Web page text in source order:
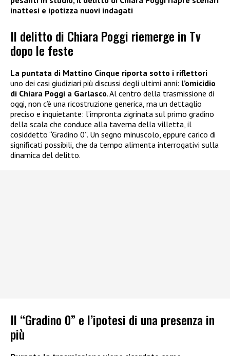
inattesi e ipotizza nuovi indagati
Il delitto di Chiara Poggi riemerge in Tv
dopo le feste
La puntata di Mattino Cinque riporta sotto i riflettori
uno dei casi giudiziari più discussi degli ultimi anni: l’omicidio
di Chiara Poggi a Garlasco. Al centro della trasmissione di
oggi, non c’è una ricostruzione generica, ma un dettaglio
preciso e inquietante: l’impronta zigrinata sul primo gradino
della scala che conduce alla taverna della villetta, il
cosiddetto “Gradino 0”. Un segno minuscolo, eppure carico di
significati possibili, che da tempo alimenta interrogativi sulla
dinamica del delitto.
Il “Gradino 0” e l’ipotesi di una presenza in
più